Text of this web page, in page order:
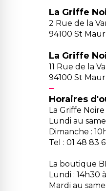
La Griffe
2 Rue de la
94100 St
La Griffe
11 Rue de la
94100 St
Horaires
La Griffe Noire
Lundi au
Dimanche :
Tel : 01 48 83
La boutique
Lundi : 14h30
Mardi au